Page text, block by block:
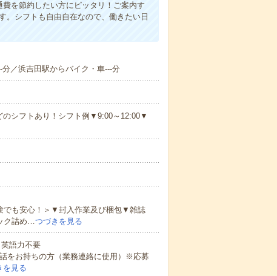
を節約したい方にピッタリ！ご案内す
。シフトも自由自在なので、働きたい日
／浜吉田駅からバイク・車---分
のシフトあり！シフト例▼9:00～12:00▼
でも安心！＞▼封入作業及び梱包▼雑誌
ク詰め…つづきを見る
語力不要
お持ちの方（業務連絡に使用）※応募
を見る